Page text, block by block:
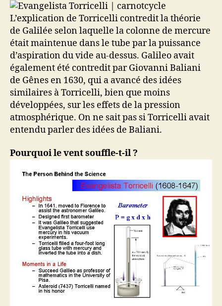
L’explication de Torricelli contredit la théorie
de Galilée selon laquelle la colonne de mercure
était maintenue dans le tube par la puissance
d’aspiration du vide au-dessus. Galileo avait
également été contredit par Giovanni Baliani
de Gênes en 1630, qui a avancé des idées
similaires à Torricelli, bien que moins
développées, sur les effets de la pression
atmosphérique. On ne sait pas si Torricelli avait
entendu parler des idées de Baliani.
Pourquoi le vent souffle-t-il ?